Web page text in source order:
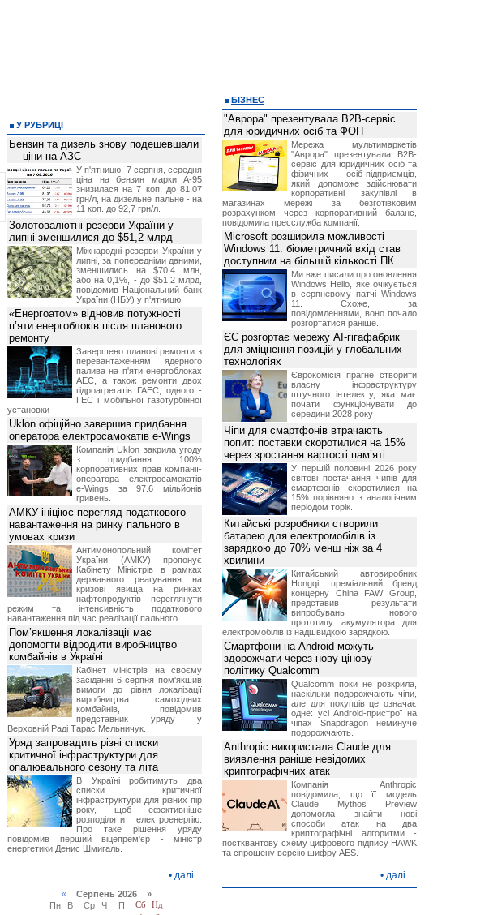
У РУБРИЦІ
Бензин та дизель знову подешевшали
— ціни на АЗС
У п'ятницю, 7 серпня, середня
ціна на бензин марки А-95
знизилася на 7 коп. до 81,07
грн/л, на дизельне пальне - на
11 коп. до 92,7 грн/л.
Золотовалютні резерви України у
липні зменшилися до $51,2 млрд
Міжнародні резерви України у
липні, за попередніми даними,
зменшились на $70,4 млн,
або на 0,1%, - до $51,2 млрд,
повідомив Національний банк
України (НБУ) у п'ятницю.
«Енергоатом» відновив потужності
п’яти енергоблоків після планового
ремонту
Завершено планові ремонти з
перевантаженням ядерного
палива на п'яти енергоблоках
АЕС, а також ремонти двох
гідроагрегатів ГАЕС, одного -
ГЕС і мобільної газотурбінної
установки
Uklon офіційно завершив придбання
оператора електросамокатів e-Wings
Компанія Uklon закрила угоду
з придбання 100%
корпоративних прав компанії-
оператора електросамокатів
e-Wings за 97.6 мільйонів
гривень.
АМКУ ініціює перегляд податкового
навантаження на ринку пального в
умовах кризи
Антимонопольний комітет
України (АМКУ) пропонує
Кабінету Міністрів в рамках
державного реагування на
кризові явища на ринках
нафтопродуктів переглянути
режим та інтенсивність податкового
навантаження під час реалізації пального.
Пом’якшення локалізації має
допомогти відродити виробництво
комбайнів в Україні
Кабінет міністрів на своєму
засіданні 6 серпня пом'якшив
вимоги до рівня локалізації
виробництва самохідних
комбайнів, повідомив
представник уряду у
Верховній Раді Тарас Мельничук.
Уряд запровадить різні списки
критичної інфраструктури для
опалювального сезону та літа
В Україні робитимуть два
списки критичної
інфраструктури для різних пір
року, щоб ефективніше
розподіляти електроенергію.
Про таке рішення уряду
повідомив перший віцепрем'єр - міністр
енергетики Денис Шмигаль.
• далі...
«Серпень 2026 »
Пн
Вт Ср Чт Пт Сб
Нд
БІЗНЕС
"Аврора" презентувала B2B-сервіс
для юридичних осіб та ФОП
Мережа мультимаркетів
"Аврора" презентувала B2B-
сервіс для юридичних осіб та
фізичних осіб-підприємців,
який допоможе здійснювати
корпоративні закупівлі в
магазинах мережі за безготівковим
розрахунком через корпоративний баланс,
повідомила пресслужба компанії.
Microsoft розширила можливості
Windows 11: біометричний вхід став
доступним на більшій кількості ПК
Ми вже писали про оновлення
Windows Hello, яке очікується
в серпневому патчі Windows
11. Схоже, за
повідомленнями, воно почало
розгортатися раніше.
ЄС розгортає мережу AI-гігафабрик
для зміцнення позицій у глобальних
технологіях
Єврокомісія прагне створити
власну інфраструктуру
штучного інтелекту, яка має
почати функціонувати до
середини 2028 року
Чіпи для смартфонів втрачають
попит: поставки скоротилися на 15%
через зростання вартості пам’яті
У першій половині 2026 року
світові постачання чипів для
смартфонів скоротилися на
15% порівняно з аналогічним
періодом торік.
Китайські розробники створили
батарею для електромобілів із
зарядкою до 70% менш ніж за 4
хвилини
Китайський автовиробник
Hongqi, преміальний бренд
концерну China FAW Group,
представив результати
випробувань нового
прототипу акумулятора для
електромобілів із надшвидкою зарядкою.
Смартфони на Android можуть
здорожчати через нову цінову
політику Qualcomm
Qualcomm поки не розкрила,
наскільки подорожчають чіпи,
але для покупців це означає
одне: усі Android-пристрої на
чіпах Snapdragon неминуче
подорожчають.
Anthropic використала Claude для
виявлення раніше невідомих
криптографічних атак
Компанія Anthropic
повідомила, що її модель
Claude Mythos Preview
допомогла знайти нові
способи атак на два
криптографічні алгоритми -
постквантову схему цифрового підпису HAWK
та спрощену версію шифру AES.
• далі...